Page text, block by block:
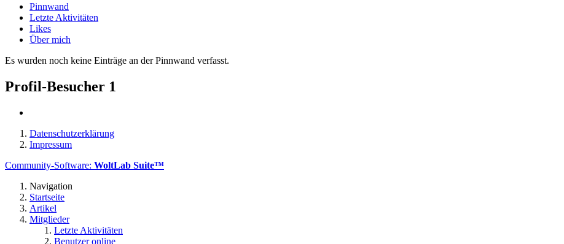
Pinnwand
Letzte Aktivitäten
Likes
Über mich
Es wurden noch keine Einträge an der Pinnwand verfasst.
Profil-Besucher 1
Datenschutzerklärung
Impressum
Community-Software: WoltLab Suite™
Navigation
Startseite
Artikel
Mitglieder
Letzte Aktivitäten
Benutzer online